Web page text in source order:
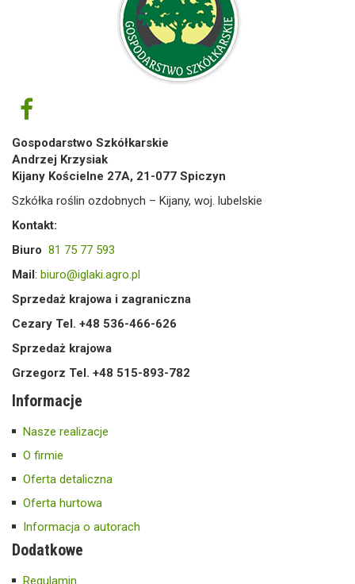
Gospodarstwo Szkółkarskie
Andrzej Krzysiak
Kijany Kościelne 27A, 21-077 Spiczyn
Szkółka roślin ozdobnych – Kijany, woj. lubelskie
Kontakt:
Biuro 81 75 77 593
Mail: biuro@iglaki.agro.pl
Sprzedaż krajowa i zagraniczna
Cezary Tel. +48 536-466-626
Sprzedaż krajowa
Grzegorz Tel. +48 515-893-782
Informacje
Nasze realizacje
O firmie
Oferta detaliczna
Oferta hurtowa
Informacja o autorach
Dodatkowe
Regulamin